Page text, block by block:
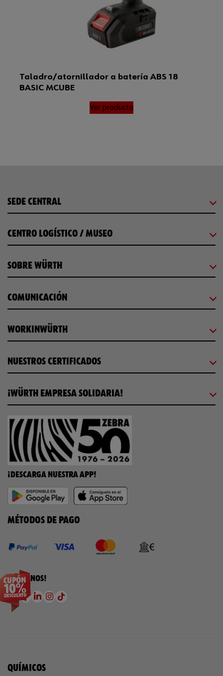
Taladro/atornillador a batería ABS 18
BASIC M­CUBE
Ver producto
SEDE CENTRAL
CENTRO LOGÍSTICO / MUSEO
SOBRE WÜRTH
COMUNICACIÓN
WORKINWÜRTH
NUESTROS CERTIFICADOS
¡WÜRTH EMPRESA SOLIDARIA!
¡DESCARGA NUESTRA APP!
MÉTODOS DE PAGO
¡SÍGUENOS!
QUÍMICOS